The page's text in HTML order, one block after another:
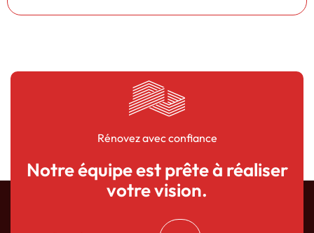
Rénovez avec confiance
Notre équipe est prête à réaliser
votre vision.